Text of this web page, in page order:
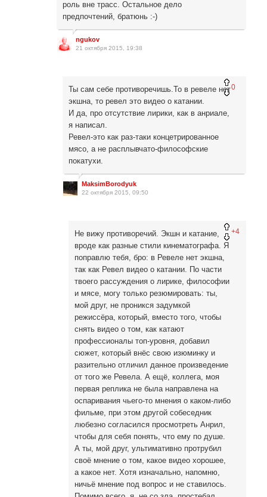
роль вне трасс. Остальное дело
предпочтений, братюнь :-)
ngukov
21 октября 2015, 19:38
0
Ты сам себе противоречишь.То в ревеле нет
экшна, то ревел это видео о катании.
И да, про отсутствие лирики, как в анриале,
я написал.
Ревел-это как раз-таки концетрированное
мясо, а не расплывчато-философские
покатухи.
MaksimBorodyuk
22 октября 2015, 09:50
+4
Не вижу противоречий. Экшн и катание,
вроде как разные стили кинематографа. Я
поправлю тебя, бро: в Ревеле нет экшна,
так как Ревел видео о катании. По части
твоего рассуждения о лирике, философии
и мясе, могу только резюмировать: ты,
мой друг, не проникся задумкой
режиссёра, который, вместо того, чтобы
снять видео о том, как катают
профессионалы топ-уровня, добавил
сюжет, который внёс свою изюминку и
разительно отличил данное произведение
от того же Ревела. А ещё, коллега, моя
первая реплика не была направлена на
оспаривания чьего-то мнения о каком-либо
фильме, при этом другой собеседник
любезно согласился просмотреть Анрил,
чтобы для себя понять, что ему по душе.
А ты, мой друг, ультимативно протрубил
своё мнение о том, какое видео хорошее,
а какое нет. Хотя изначально, напомню,
ничьё мнение под вопрос и не ставилось.